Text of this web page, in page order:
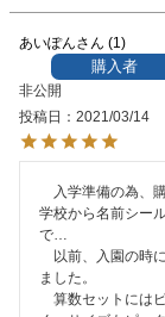
あいぽん 1
購入者
非公開
投稿日
2021/03/14
入学準備の為、購
学校から名前シー
で…
以前、入園の時
ました。
算数セットには